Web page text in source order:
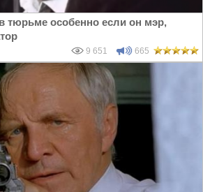
тюрьме особенно если он мэр,
9 651 665